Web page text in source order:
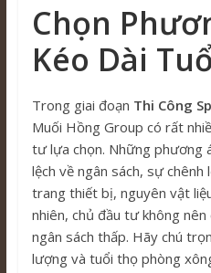
Chọn
Kéo Dài
Trong giai đoạn Thi Công
Muối Hồng Group có rất
tư lựa chọn. Những phương
lệch về ngân sách, sự
trang thiết bị, nguyên vật
nhiên, chủ đầu tư không
ngân sách thấp. Hãy chú
lượng và tuổi thọ phòng